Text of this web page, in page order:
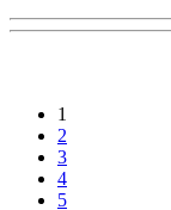
1
2
3
4
5